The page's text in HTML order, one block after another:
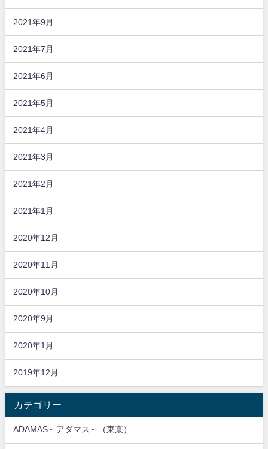
2021年9月
2021年7月
2021年6月
2021年5月
2021年4月
2021年3月
2021年2月
2021年1月
2020年12月
2020年11月
2020年10月
2020年9月
2020年1月
2019年12月
カテゴリー
ADAMAS～アダマス～（東京）